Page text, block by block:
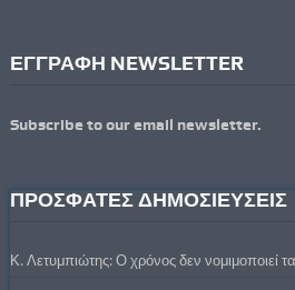
ΕΓΓΡΑΦΗ NEWSLETTER
Subscribe to our email newsletter.
ΠΡΟΣΦΑΤΕΣ ΔΗΜΟΣΙΕΥΣΕΙΣ
Κ. Λετυμπιώτης: Ο χρόνος δεν νομιμοποιεί